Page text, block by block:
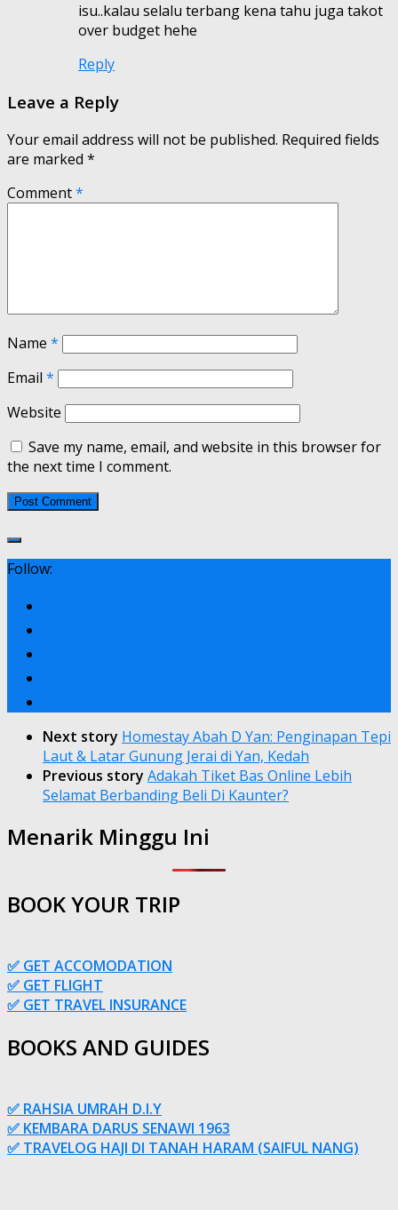
isu..kalau selalu terbang kena tahu juga takot
over budget hehe
Reply
Leave a Reply
Your email address will not be published. Required fields
are marked *
Comment*
Name *
Email *
Website
Save my name, email, and website in this browser for
the next time I comment.
Follow:
Next story Homestay Abah D Yan: Penginapan Tepi
Laut & Latar Gunung Jerai di Yan, Kedah
Previous story Adakah Tiket Bas Online Lebih
Selamat Berbanding Beli Di Kaunter?
Menarik Minggu Ini
BOOK YOUR TRIP
✅ GET ACCOMODATION
✅ GET FLIGHT
✅ GET TRAVEL INSURANCE
BOOKS AND GUIDES
✅ RAHSIA UMRAH D.I.Y
✅ KEMBARA DARUS SENAWI 1963
✅ TRAVELOG HAJI DI TANAH HARAM (SAIFUL NANG)